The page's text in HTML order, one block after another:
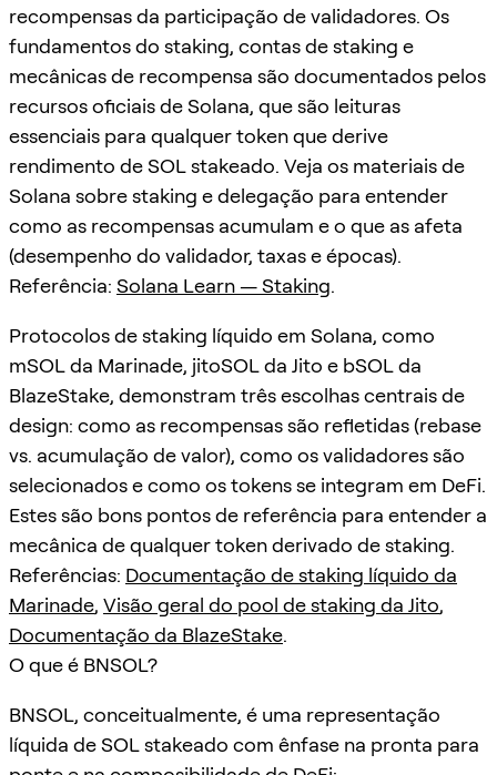
recompensas da participação de validadores. Os
fundamentos do staking, contas de staking e
mecânicas de recompensa são documentados pelos
recursos oficiais de Solana, que são leituras
essenciais para qualquer token que derive
rendimento de SOL stakeado. Veja os materiais de
Solana sobre staking e delegação para entender
como as recompensas acumulam e o que as afeta
(desempenho do validador, taxas e épocas).
Referência: Solana Learn — Staking.
Protocolos de staking líquido em Solana, como
mSOL da Marinade, jitoSOL da Jito e bSOL da
BlazeStake, demonstram três escolhas centrais de
design: como as recompensas são refletidas (rebase
vs. acumulação de valor), como os validadores são
selecionados e como os tokens se integram em DeFi.
Estes são bons pontos de referência para entender a
mecânica de qualquer token derivado de staking.
Referências: Documentação de staking líquido da
Marinade, Visão geral do pool de staking da Jito,
Documentação da BlazeStake.
O que é BNSOL?
BNSOL, conceitualmente, é uma representação
líquida de SOL stakeado com ênfase na pronta para